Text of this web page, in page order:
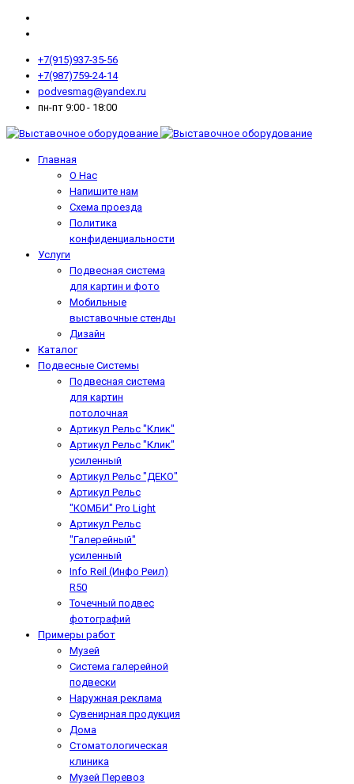
+7(915)937-35-56
+7(987)759-24-14
podvesmag@yandex.ru
пн-пт 9:00 - 18:00
Главная
О Нас
Напишите нам
Схема проезда
Политика
конфиденциальности
Услуги
Подвесная система
для картин и фото
Мобильные
выставочные стенды
Дизайн
Каталог
Подвесные Системы
Подвесная система
для картин
потолочная
Артикул Рельс "Клик"
Артикул Рельс "Клик"
усиленный
Артикул Рельс "ДЕКО"
Артикул Рельс
"КОМБИ" Pro Light
Артикул Рельс
"Галерейный"
усиленный
Info Reil (Инфо Реил)
R50
Точечный подвес
фотографий
Примеры работ
Музей
Система галерейной
подвески
Наружная реклама
Сувенирная продукция
Дома
Стоматологическая
клиника
Музей Перевоз